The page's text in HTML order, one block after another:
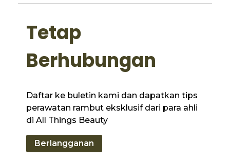
Tetap
Berhubungan
Daftar ke buletin kami dan dapatkan tips
perawatan rambut eksklusif dari para ahli
di All Things Beauty
Berlangganan